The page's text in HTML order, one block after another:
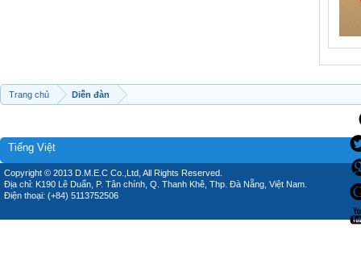
Trang chủ Diễn đàn
Tiếng Việt
Copyright © 2013 D.M.E.C Co.,Ltd, All Rights Reserved.
Địa chỉ: K190 Lê Duẩn, P. Tân chính, Q. Thanh Khê, Thp. Đà Nẵng, Việt Nam.
Điện thoại: (+84) 5113752506